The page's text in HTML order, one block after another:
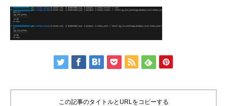
この記事のタイトルとURLをコピーする